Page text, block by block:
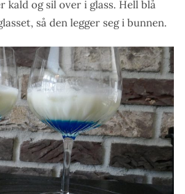
kald og sil over i glass. Hell blå
så den legger seg i bunnen.